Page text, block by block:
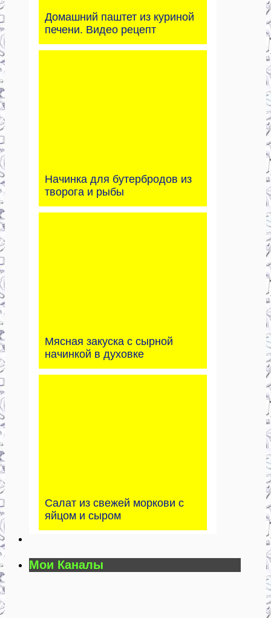
Домашний паштет из куриной
печени. Видео рецепт
Начинка для бутербродов из
творога и рыбы
Мясная закуска с сырной
начинкой в духовке
Салат из свежей моркови с
яйцом и сыром
Мои Каналы